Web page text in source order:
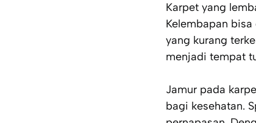
Karpet yang
Kelembapan
yang kurang
menjadi tempat
Jamur pada
bagi kesehatan.